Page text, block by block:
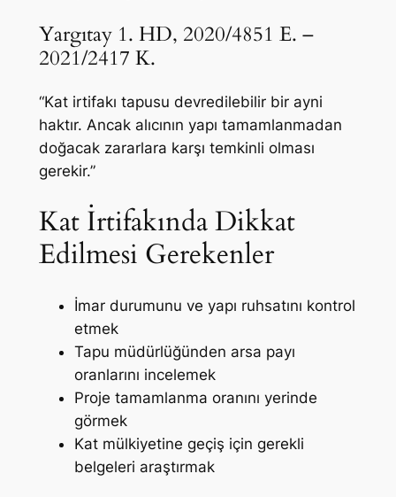
Yargıtay 1. HD, 2020/4851 E. –
2021/2417 K.
“Kat irtifakı tapusu devredilebilir bir ayni
haktır. Ancak alıcının yapı tamamlanmadan
doğacak zararlara karşı temkinli olması
gerekir.”
Kat İrtifakında Dikkat
Edilmesi Gerekenler
İmar durumunu ve yapı ruhsatını kontrol
etmek
Tapu müdürlüğünden arsa payı
oranlarını incelemek
Proje tamamlanma oranını yerinde
görmek
Kat mülkiyetine geçiş için gerekli
belgeleri araştırmak